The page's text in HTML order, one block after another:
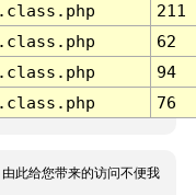
211
62
94
76
此给您带来的访问不便我